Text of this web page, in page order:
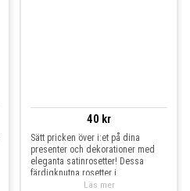
40 kr
Sätt pricken över i:et på dina
presenter och dekorationer med
eleganta satinrosetter! Dessa
färdigknutna rosetter i
Läs mer